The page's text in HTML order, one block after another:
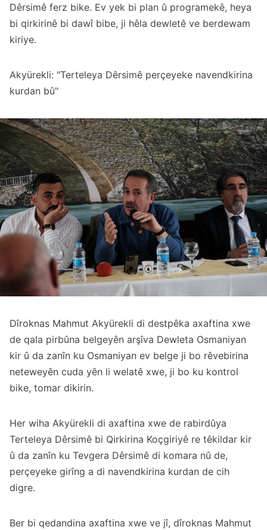
Dêrsimê ferz bike. Ev yek bi plan û programekê, heya
bi qirkirinê bi dawî bibe, ji hêla dewletê ve berdewam
kiriye.
Akyürekli: "Terteleya Dêrsimê perçeyeke navendkirina
kurdan bû"
Dîroknas Mahmut Akyürekli di destpêka axaftina xwe
de qala pirbûna belgeyên arşîva Dewleta Osmaniyan
kir û da zanîn ku Osmaniyan ev belge ji bo rêvebirina
neteweyên cuda yên li welatê xwe, ji bo ku kontrol
bike, tomar dikirin.
Her wiha Akyürekli di axaftina xwe de rabirdûya
Terteleya Dêrsimê bi Qirkirina Koçgiriyê re têkildar kir
û da zanîn ku Tevgera Dêrsimê di komara nû de,
perçeyeke girîng a di navendkirina kurdan de cih
digre.
Ber bi qedandina axaftina xwe ve jî, dîroknas Mahmut